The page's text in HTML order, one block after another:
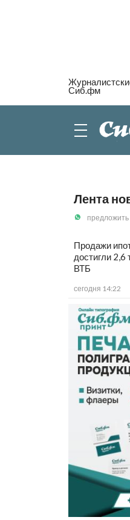
Сиб.фм
Лента
предложить
Продажи
достигли
ВТБ
сегодня 14:22